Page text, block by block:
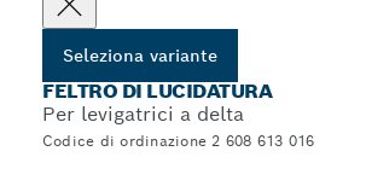
Seleziona variante
FELTRO DI LUCIDATURA
Per levigatrici a delta
Codice di ordinazione 2 608 613 016